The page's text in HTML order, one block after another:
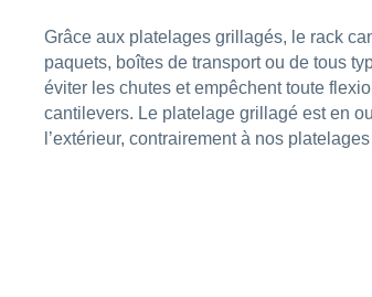
Grâce aux platelages grillagés, le rack
paquets, boîtes de transport ou de tous
éviter les chutes et empêchent toute
cantilevers. Le platelage grillagé est en
l’extérieur, contrairement à nos